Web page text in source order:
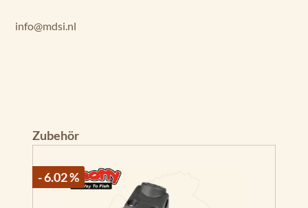
info@mdsi.nl
Produktgalerie überspringen
Zubehör
- 6.02 %